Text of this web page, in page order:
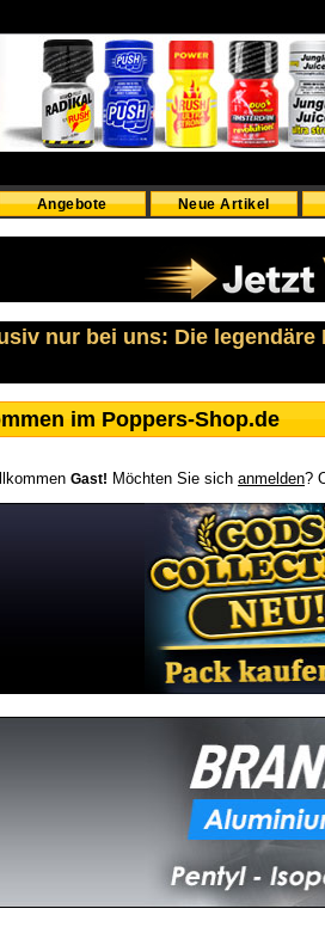
Angebote Neue Artikel
nur bei uns: Die legendäre
im Poppers-Shop.de
Gast! Möchten Sie sich anmelden?